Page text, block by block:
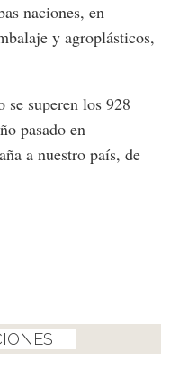
naciones, en
y agroplásticos,
se superen los 928
pasado en
a nuestro país, de